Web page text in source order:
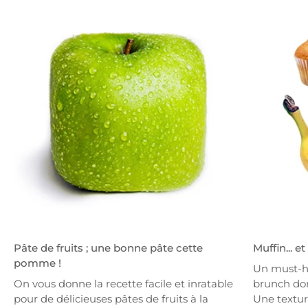
Pâte de fruits ; une bonne pâte cette
pomme !
On vous donne la recette facile et inratable
pour de délicieuses pâtes de fruits à la
Muffin...
Un must-
brunch
Une